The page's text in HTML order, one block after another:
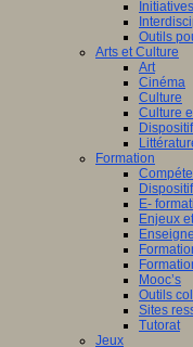
Initiatives
Outils
Arts et Culture
Art
Cinéma
Culture
Culture
Formation
E-
Enjeux
Mooc’s
Outils
Sites
Tutorat
Jeux